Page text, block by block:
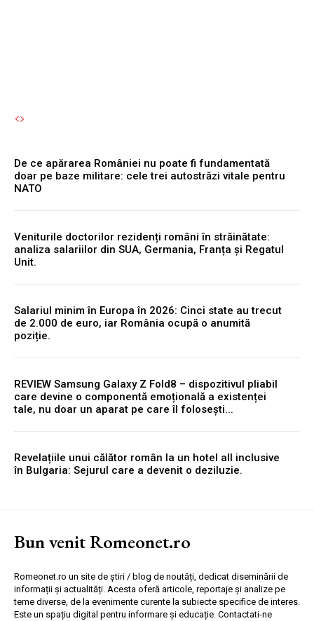
De ce apărarea României nu poate fi fundamentată
doar pe baze militare: cele trei autostrăzi vitale pentru
NATO
Veniturile doctorilor rezidenți români în străinătate:
analiza salariilor din SUA, Germania, Franța și Regatul
Unit.
Salariul minim în Europa în 2026: Cinci state au trecut
de 2.000 de euro, iar România ocupă o anumită
poziție.
REVIEW Samsung Galaxy Z Fold8 – dispozitivul pliabil
care devine o componentă emoțională a existenței
tale, nu doar un aparat pe care îl folosești...
Revelațiile unui călător român la un hotel all inclusive
în Bulgaria: Sejurul care a devenit o deziluzie.
Bun venit Romeonet.ro
Romeonet.ro un site de știri / blog de noutăți, dedicat diseminării de
informații și actualități. Acesta oferă articole, reportaje și analize pe
teme diverse, de la evenimente curente la subiecte specifice de interes.
Este un spațiu digital pentru informare și educație. Contactati-ne